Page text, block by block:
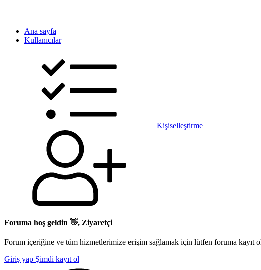
Ana sayfa
Kullanıcılar
Kişiselleştirme
Foruma hoş geldin 👋, Ziyaretçi
Forum içeriğine ve tüm hizmetlerimize erişim sağlamak için lütfen foruma kayıt
Giriş yap Şimdi kayıt ol